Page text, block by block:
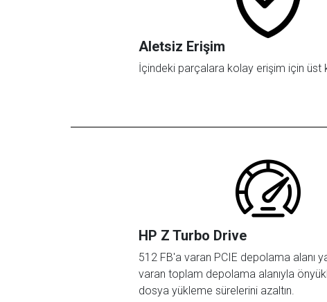
Aletsiz Erişim
İçindeki parçalara kolay erişim için üst
HP Z Turbo Drive
512 FB'a varan PCIE depolama alanı
varan toplam depolama alanıyla
dosya yükleme sürelerini azaltın.